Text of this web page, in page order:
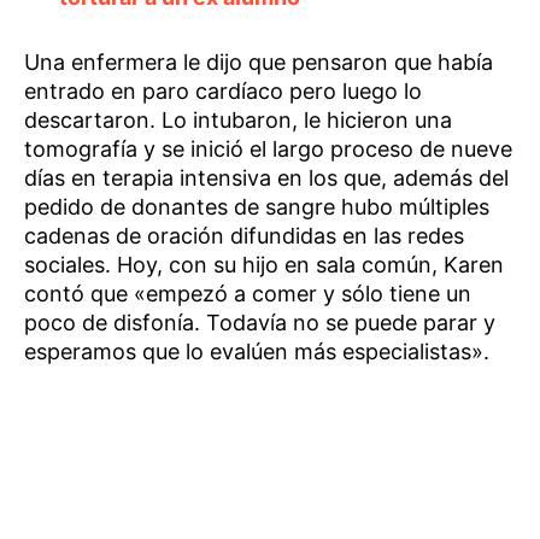
Una enfermera le dijo que pensaron que había
entrado en paro cardíaco pero luego lo
descartaron. Lo intubaron, le hicieron una
tomografía y se inició el largo proceso de nueve
días en terapia intensiva en los que, además del
pedido de donantes de sangre hubo múltiples
cadenas de oración difundidas en las redes
sociales. Hoy, con su hijo en sala común, Karen
contó que «empezó a comer y sólo tiene un
poco de disfonía. Todavía no se puede parar y
esperamos que lo evalúen más especialistas».